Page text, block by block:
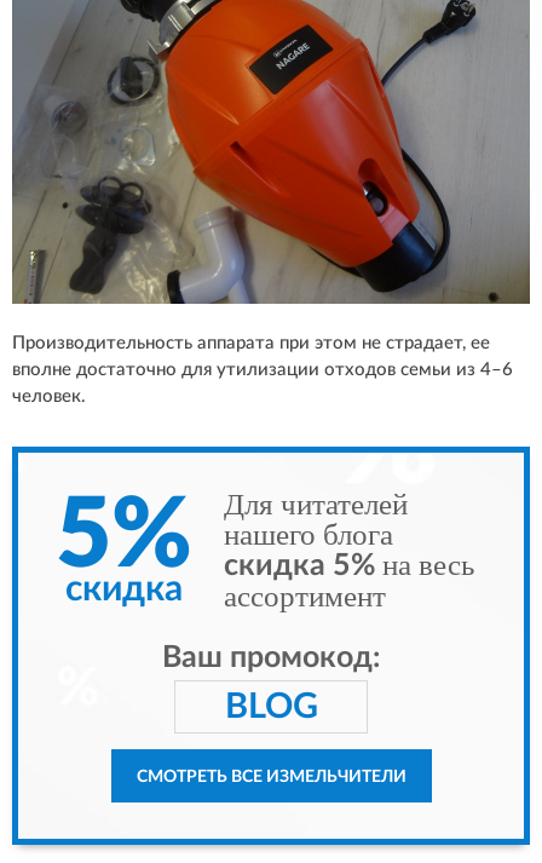
Производительность аппарата при этом не страдает, ее
вполне достаточно для утилизации отходов семьи из 4–6
человек.
5%
скидка
Для читателей
нашего блога
скидка 5% на весь
ассортимент
Ваш промокод:
BLOG
СМОТРЕТЬ ВСЕ ИЗМЕЛЬЧИТЕЛИ